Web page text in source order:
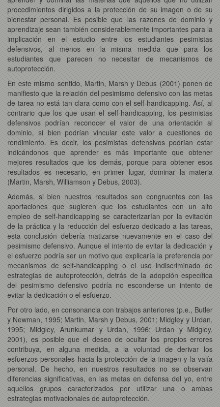
procedimientos dirigidos a la protección de su imagen o de su
bienestar personal. Es posible que las razones de dominio y
aprendizaje sean también considerablemente importantes para la
implicación en el estudio entre los estudiantes pesimistas
defensivos, al menos en la misma medida que para los
estudiantes que parecen no necesitar de mecanismos de
autoprotección.
En este mismo sentido, Martin, Marsh y Debus (2001) ponen de
manifiesto que la relación del pesimismo defensivo con las metas
de tarea no está tan clara como con el self-handicapping. Así, al
contrario que los que usan el self-handicapping, los pesimistas
defensivos podrían reconocer el valor de una orientación al
dominio, si bien podrían vincular este valor a cuestiones de
rendimiento. Es decir, los pesimistas defensivos podrían estar
indicándonos que aprender es más importante que obtener
mejores resultados que los demás, porque para obtener esos
resultados es necesario, en primer lugar, dominar la materia
(Martin, Marsh, Williamson y Debus, 2003).
Además, si bien nuestros resultados son congruentes con las
aportaciones que sugieren que los estudiantes con un alto
empleo de self-handicapping se caracterizarían por la evitación
de la práctica y la reducción del esfuerzo dedicado a las tareas,
esta conclusión debería matizarse nuevamente en el caso del
pesimismo defensivo. Aunque el intento de evitar la dedicación y
el esfuerzo podría ser un motivo que explicaría la preferencia por
mecanismos de self-handicapping o el uso indiscriminado de
estrategias de autoprotección, detrás de la adopción específica
del pesimismo defensivo podría no esconderse un intento de
evitar la dedicación o el esfuerzo.
Por otro lado, en consonancia con trabajos anteriores (p.e., Butler
y Newman, 1995; Martin, Marsh y Debus, 2001; Midgley y Urdan,
1995; Midgley, Arunkumar y Urdan, 1996; Urdan y Midgley,
2001), es posible que el deseo de ocultar los propios errores
contribuya, en alguna medida, a la voluntad de derivar los
esfuerzos personales hacia la protección de la imagen y la valía
personal. De hecho, en nuestros resultados no se observan
diferencias significativas, en las metas en defensa del yo, entre
aquellos grupos caracterizados por utilizar una o ambas
estrategias motivacionales de autoprotección.